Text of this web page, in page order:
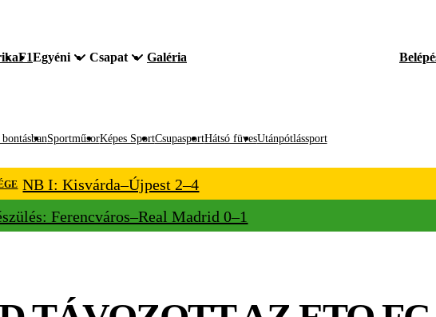
F1Egyéni Csapat Galéria
SportműsorKépes SportCsupasportHátsó füvesUtánpótlássport
NB I: Kisvárda–Újpest 2–4
Ferencváros–Real Madrid 0–1